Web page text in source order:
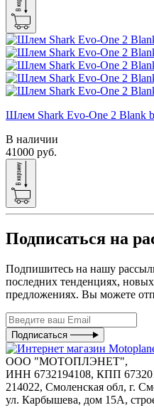
Шлем Shark Evo-One 2 Blank
В наличии
41000 руб.
Подписаться на
Подпишитесь на нашу
последних тенденциях,
предложениях. Вы можете
Подписаться
ООО "МОТОПЛЭНЕТ",
ИНН 6732194108, КПП
214022, Смоленская обл, г.
ул. Карбышева, дом 15А,